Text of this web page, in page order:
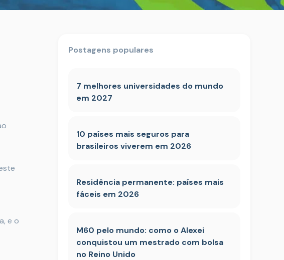
e o
Postagens populares
7 melhores universidades do mundo
em 2027
10 países mais seguros para
brasileiros viverem em 2026
Residência permanente: países mais
fáceis em 2026
M60 pelo mundo: como o Alexei
conquistou um mestrado com bolsa
no Reino Unido